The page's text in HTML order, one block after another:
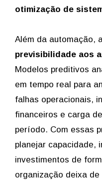
otimização de
Além da automação,
previsibilidade aos
Modelos preditivos
em tempo real para
falhas operacionais,
financeiros e carga
período. Com essas
planejar capacidade,
investimentos de
organização deixa